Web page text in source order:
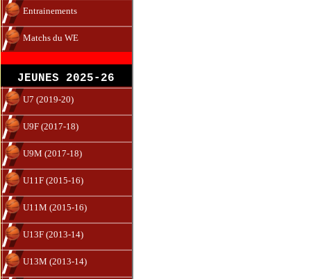
Entrainements
Matchs du WE
JEUNES 2025-26
U7 (2019-20)
U9F (2017-18)
U9M (2017-18)
U11F (2015-16)
U11M (2015-16)
U13F (2013-14)
U13M (2013-14)